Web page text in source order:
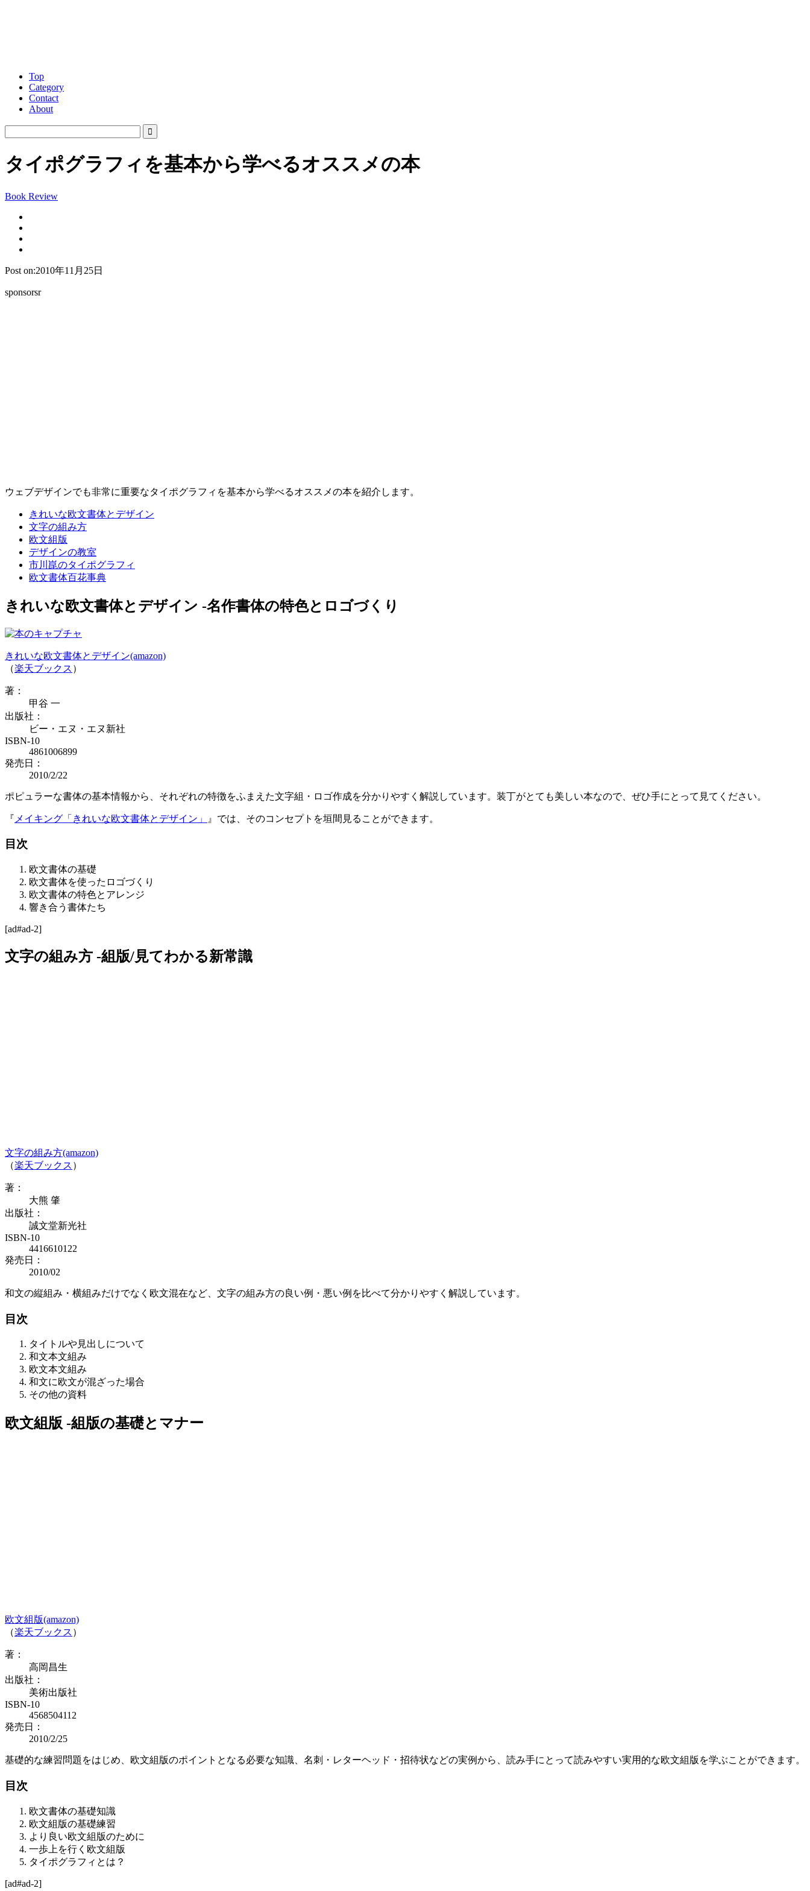
Top
Category
Contact
About
タイポグラフィを基本から学べるオススメの本
Book Review
Post on:2010年11月25日
sponsorsr
ウェブデザインでも非常に重要なタイポグラフィを基本から学べるオススメの本を紹介します。
きれいな欧文書体とデザイン
文字の組み方
欧文組版
デザインの教室
市川崑のタイポグラフィ
欧文書体百花事典
きれいな欧文書体とデザイン -名作書体の特色とロゴづくり
きれいな欧文書体とデザイン(amazon)
（楽天ブックス ）
著：
甲谷 一
出版社：
ビー・エヌ・エヌ新社
ISBN-10
4861006899
発売日：
2010/2/22
ポピュラーな書体の基本情報から、それぞれの特徴をふまえた文字組・ロゴ作成を分かりやすく解説しています。装丁がとても美しい本なので、ぜひ手にとって見てください。
『 メイキング「きれいな欧文書体とデザイン」 』では、そのコンセプトを垣間見ることができます。
目次
欧文書体の基礎
欧文書体を使ったロゴづくり
欧文書体の特色とアレンジ
響き合う書体たち
[ad#ad-2]
文字の組み方 -組版/見てわかる新常識
文字の組み方(amazon)
（楽天ブックス ）
著：
大熊 肇
出版社：
誠文堂新光社
ISBN-10
4416610122
発売日：
2010/02
和文の縦組み・横組みだけでなく欧文混在など、文字の組み方の良い例・悪い例を比べて分かりやすく解説しています。
目次
タイトルや見出しについて
和文本文組み
欧文本文組み
和文に欧文が混ざった場合
その他の資料
欧文組版 -組版の基礎とマナー
欧文組版(amazon)
（楽天ブックス ）
著：
高岡昌生
出版社：
美術出版社
ISBN-10
4568504112
発売日：
2010/2/25
基礎的な練習問題をはじめ、欧文組版のポイントとなる必要な知識、名刺・レターヘッド・招待状などの実例から、読み手にとって読みやすい実用的な欧文組版を学ぶことができます。
目次
欧文書体の基礎知識
欧文組版の基礎練習
より良い欧文組版のために
一歩上を行く欧文組版
タイポグラフィとは？
[ad#ad-2]